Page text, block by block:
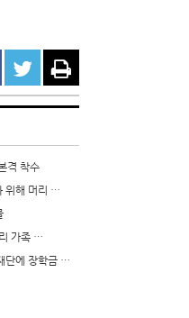
격 착수
위해 머리 …
가족 …
단에 장학금 …